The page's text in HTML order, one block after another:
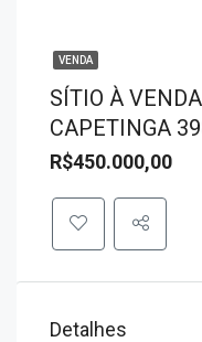
VENDA
SÍTIO À
CAPETINGA
R$450.000,00
Detalhes